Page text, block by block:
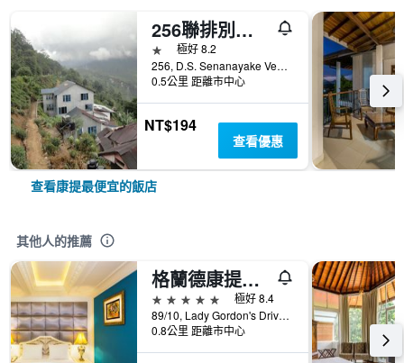
256聯排別墅瑞斯特旅館
1星級極好 8.2
256, D.S. Senanayake Veediya, 康提, 斯里蘭卡
0.5公里 距離市中心
NT$194
查看優惠
查看康提最便宜的飯店
其他人的推薦
格蘭德康提亞酒店
5星級
極好 8.4
89/10, Lady Gordon's Drive, 康提, 斯里蘭卡
0.8公里 距離市中心